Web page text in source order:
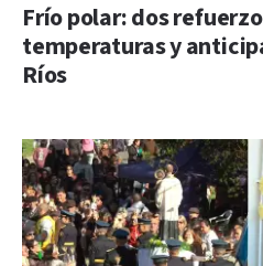
Frío polar: dos
temperaturas y
Ríos